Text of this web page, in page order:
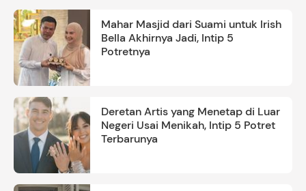
Mahar Masjid dari Suami untuk Irish
Bella Akhirnya Jadi, Intip 5
Potretnya
Deretan Artis yang Menetap di Luar
Negeri Usai Menikah, Intip 5 Potret
Terbarunya